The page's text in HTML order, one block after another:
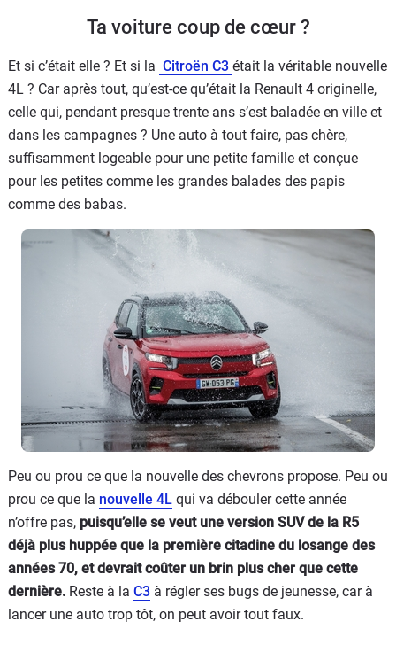
Ta voiture coup de cœur ?
Et si c’était elle ? Et si la Citroën C3 était la véritable nouvelle
4L ? Car après tout, qu’est-ce qu’était la Renault 4 originelle,
celle qui, pendant presque trente ans s’est baladée en ville et
dans les campagnes ? Une auto à tout faire, pas chère,
suffisamment logeable pour une petite famille et conçue
pour les petites comme les grandes balades des papis
comme des babas.
Peu ou prou ce que la nouvelle des chevrons propose. Peu ou
prou ce que la nouvelle 4L qui va débouler cette année
n’offre pas, puisqu’elle se veut une version SUV de la R5
déjà plus huppée que la première citadine du losange des
années 70, et devrait coûter un brin plus cher que cette
dernière. Reste à la C3 à régler ses bugs de jeunesse, car à
lancer une auto trop tôt, on peut avoir tout faux.